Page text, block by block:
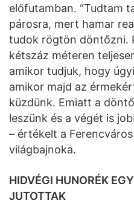
előfutamban. “Tudtam
párosra, mert hamar
tudok rögtön döntőzni.
kétszáz méteren
amikor tudjuk, hogy
amikor majd az
küzdünk. Emiatt a
leszünk és a végét is
– értékelt a
világbajnoka.
HIDVÉGI HUNORÉK
JUTOTTAK